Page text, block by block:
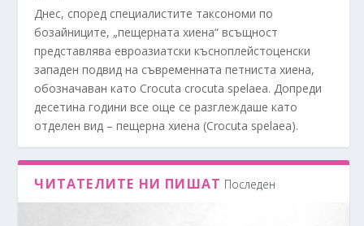
Днес, според специалистите таксономи по
бозайниците, „пещерната хиена“ всъщност
представлява евроазиатски късноплейстоценски
западен подвид на съвременната петниста хиена,
обозначаван като Crocuta crocuta spelaea. Допреди
десетина години все още се разглеждаше като
отделен вид – пещерна хиена (Crocuta spelaea).
ЧИТАТЕЛИТЕ НИ ПИШАТ Последен